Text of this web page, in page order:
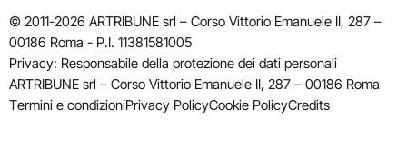
© 2011-2026 ARTRIBUNE srl – Corso Vittorio Emanuele II, 287 –
00186 Roma - P.I. 11381581005
Privacy: Responsabile della protezione dei dati personali
ARTRIBUNE srl – Corso Vittorio Emanuele II, 287 – 00186 Roma
Termini e condizioniPrivacy PolicyCookie PolicyCredits